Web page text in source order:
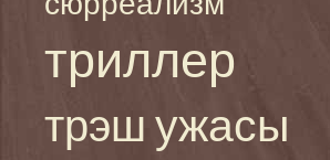
триллер
трэш ужасы